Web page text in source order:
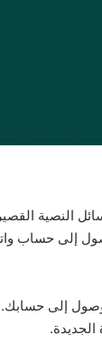
النصية
إلى حساب
إلى حسابك.